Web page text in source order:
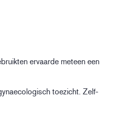
ervaarde meteen een
toezicht. Zelf-